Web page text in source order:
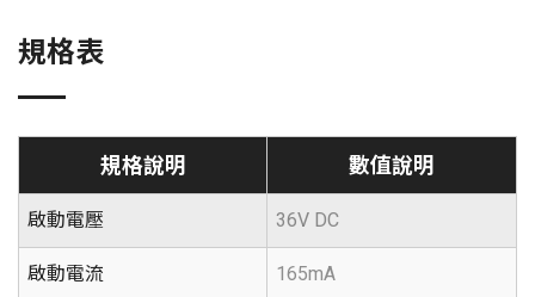
規格表
規格說明 數值說明
啟動電壓 36V DC
啟動電流 165mA